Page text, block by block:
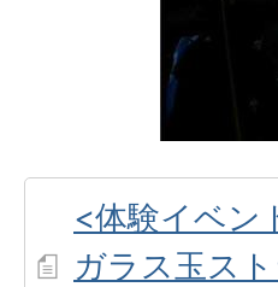
<体験イベン
ガラス玉ス